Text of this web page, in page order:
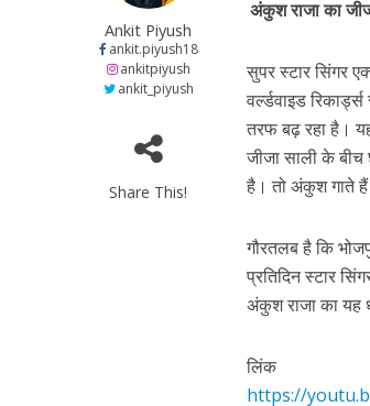
Ankit Piyush
ankit.piyush18
ankitpiyush
ankit_piyush
Share This!
at
s
A
p
p
e
b
o
o
k
अंकुश राजा का
सुपर स्टार सिंगर
वर्ल्डवाइड
तरफ बढ़ रहा है। यह
जीजा साली के
है। तो अंकुश गाते हैं
गौरतलब है कि
प्रतिदिन स्टार
अंकुश राजा का यह
लिंक
https://